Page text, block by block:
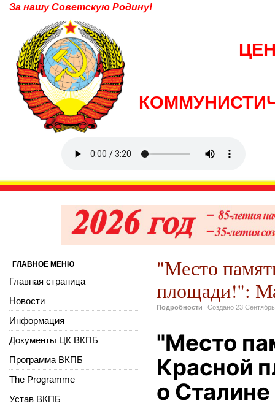
За нашу Советскую Родину!
"Место
площади!":
Подробности Создано 23
"Место
Красной
о Сталине
ГЛАВНОЕ МЕНЮ
Главная страница
Новости
Информация
Документы ЦК ВКПБ
Программа ВКПБ
The Programme
Устав ВКПБ